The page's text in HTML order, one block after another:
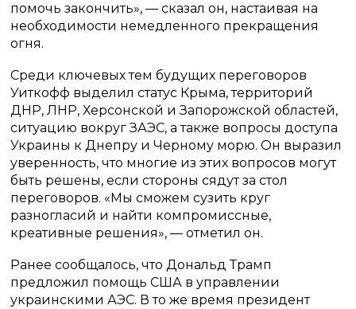
помочь закончить», — сказал он, настаивая на
необходимости немедленного прекращения
огня.
Среди ключевых тем будущих переговоров
Уиткофф выделил статус Крыма, территорий
ДНР, ЛНР, Херсонской и Запорожской областей,
ситуацию вокруг ЗАЭС, а также вопросы доступа
Украины к Днепру и Черному морю. Он выразил
уверенность, что многие из этих вопросов могут
быть решены, если стороны сядут за стол
переговоров. «Мы сможем сузить круг
разногласий и найти компромиссные,
креативные решения», — отметил он.
Ранее сообщалось, что Дональд Трамп
предложил помощь США в управлении
украинскими АЭС. В то же время президент